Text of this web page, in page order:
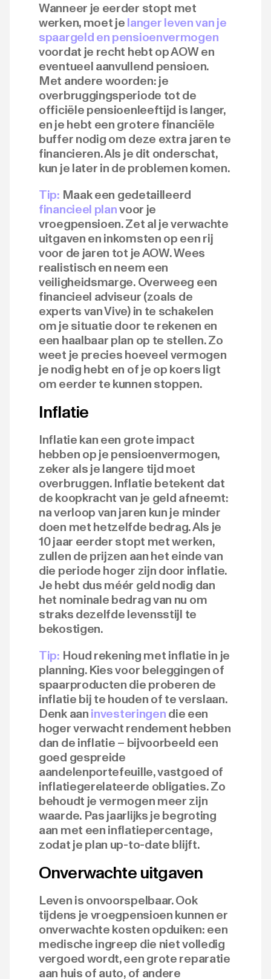
Wanneer je eerder stopt met
werken, moet je langer leven van je
spaargeld en pensioenvermogen
voordat je recht hebt op AOW en
eventueel aanvullend pensioen.
Met andere woorden: je
overbruggingsperiode tot de
officiële pensioenleeftijd is langer,
en je hebt een grotere financiële
buffer nodig om deze extra jaren te
financieren. Als je dit onderschat,
kun je later in de problemen komen.
Tip: Maak een gedetailleerd
financieel planvoor je
vroegpensioen. Zet al je verwachte
uitgaven en inkomsten op een rij
voor de jaren tot je AOW. Wees
realistisch en neem een
veiligheidsmarge. Overweeg een
financieel adviseur (zoals de
experts van Vive) in te schakelen
om je situatie door te rekenen en
een haalbaar plan op te stellen. Zo
weet je precies hoeveel vermogen
je nodig hebt en of je op koers ligt
om eerder te kunnen stoppen.
Inflatie
Inflatie kan een grote impact
hebben op je pensioenvermogen,
zeker als je langere tijd moet
overbruggen. Inflatie betekent dat
de koopkracht van je geld afneemt:
na verloop van jaren kun je minder
doen met hetzelfde bedrag. Als je
10 jaar eerder stopt met werken,
zullen de prijzen aan het einde van
die periode hoger zijn door inflatie.
Je hebt dus méér geld nodig dan
het nominale bedrag van nu om
straks dezelfde levensstijl te
bekostigen.
Tip: Houd rekening met inflatie in je
planning. Kies voor beleggingen of
spaarproducten die proberen de
inflatie bij te houden of te verslaan.
Denk aan investeringen die een
hoger verwacht rendement hebben
dan de inflatie – bijvoorbeeld een
goed gespreide
aandelenportefeuille, vastgoed of
inflatiegerelateerde obligaties. Zo
behoudt je vermogen meer zijn
waarde. Pas jaarlijks je begroting
aan met een inflatiepercentage,
zodat je plan up-to-date blijft.
Onverwachte uitgaven
Leven is onvoorspelbaar. Ook
tijdens je vroegpensioen kunnen er
onverwachte kosten opduiken: een
medische ingreep die niet volledig
vergoed wordt, een grote reparatie
aan huis of auto, of andere